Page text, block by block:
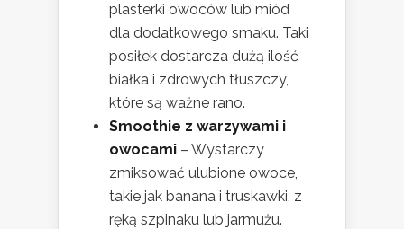
plasterki owoców lub miód
dla dodatkowego smaku. Taki
posiłek dostarcza dużą ilość
białka i zdrowych tłuszczy,
które są ważne rano.
Smoothie z warzywami i
owocami – Wystarczy
zmiksować ulubione owoce,
takie jak banana i truskawki, z
ręką szpinaku lub jarmużu.